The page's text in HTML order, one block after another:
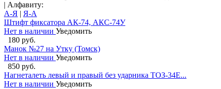
| Алфавиту:
А-Я | Я-А
Штифт фиксатора АК-74, АКС-74У
Нет в наличии Уведомить
180 руб.
Манок №27 на Утку (Томск)
Нет в наличии Уведомить
850 руб.
Нагнеталеть левый и правый без ударника ТОЗ-34Е...
Нет в наличии Уведомить